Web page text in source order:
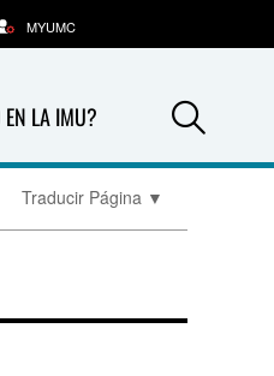
EN LA IMU?
MYUMC
Traducir Página ▼